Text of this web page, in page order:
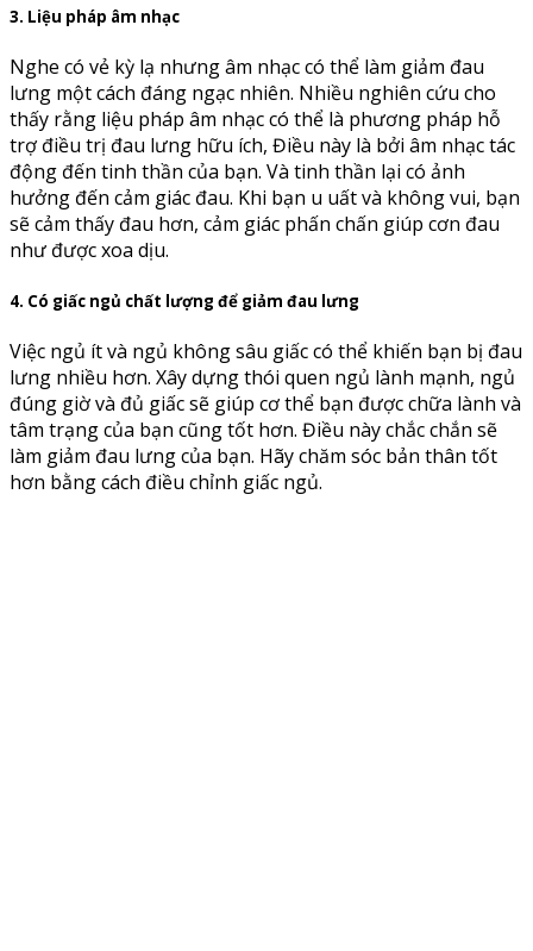
3. Liệu pháp âm nhạc
Nghe có vẻ kỳ lạ nhưng âm nhạc có thể làm giảm đau
lưng một cách đáng ngạc nhiên. Nhiều nghiên cứu cho
thấy rằng liệu pháp âm nhạc có thể là phương pháp hỗ
trợ điều trị đau lưng hữu ích, Điều này là bởi âm nhạc tác
động đến tinh thần của bạn. Và tinh thần lại có ảnh
hưởng đến cảm giác đau. Khi bạn u uất và không vui, bạn
sẽ cảm thấy đau hơn, cảm giác phấn chấn giúp cơn đau
như được xoa dịu.
4. Có giấc ngủ chất lượng để giảm đau lưng
Việc ngủ ít và ngủ không sâu giấc có thể khiến bạn bị đau
lưng nhiều hơn. Xây dựng thói quen ngủ lành mạnh, ngủ
đúng giờ và đủ giấc sẽ giúp cơ thể bạn được chữa lành và
tâm trạng của bạn cũng tốt hơn. Điều này chắc chắn sẽ
làm giảm đau lưng của bạn. Hãy chăm sóc bản thân tốt
hơn bằng cách điều chỉnh giấc ngủ.